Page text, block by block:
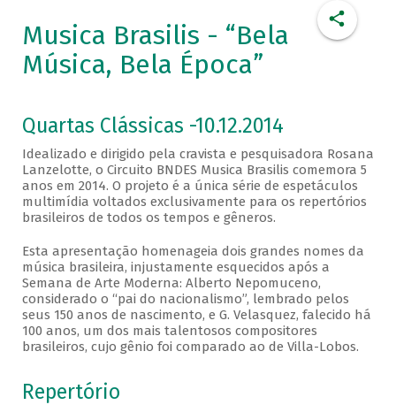
Musica Brasilis - “Bela
Música, Bela Época”
Quartas Clássicas -10.12.2014
Idealizado e dirigido pela cravista e pesquisadora Rosana
Lanzelotte, o Circuito BNDES Musica Brasilis comemora 5
anos em 2014. O projeto é a única série de espetáculos
multimídia voltados exclusivamente para os repertórios
brasileiros de todos os tempos e gêneros.
Esta apresentação homenageia dois grandes nomes da
música brasileira, injustamente esquecidos após a
Semana de Arte Moderna: Alberto Nepomuceno,
considerado o “pai do nacionalismo”, lembrado pelos
seus 150 anos de nascimento, e G. Velasquez, falecido há
100 anos, um dos mais talentosos compositores
brasileiros, cujo gênio foi comparado ao de Villa-Lobos.
Repertório